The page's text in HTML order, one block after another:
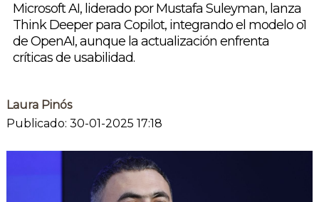
Microsoft AI, liderado por Mustafa Suleyman, lanza
Think Deeper para Copilot, integrando el modelo o1
de OpenAI, aunque la actualización enfrenta
críticas de usabilidad.
Laura Pinós
Publicado: 30-01-2025 17:18